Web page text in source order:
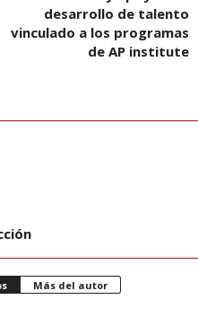
desarrollo de talento
vinculado a los programas
de AP institute
Más del autor